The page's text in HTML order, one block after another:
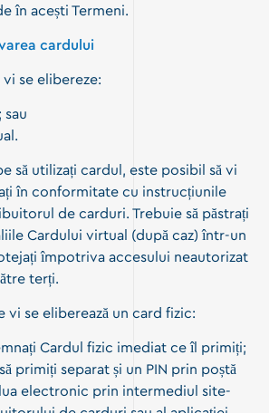
în acești Termeni.
cardului
vi se elibereze:
sau
să utilizați cardul, este posibil să vi
în conformitate cu instrucțiunile
de carduri. Trebuie să păstrați
Cardului virtual (după caz) într-un
împotriva accesului neautorizat
terți.
vi se eliberează un card fizic:
Cardul fizic imediat ce îl primiți;
primiți separat și un PIN prin poștă
electronic prin intermediul site-